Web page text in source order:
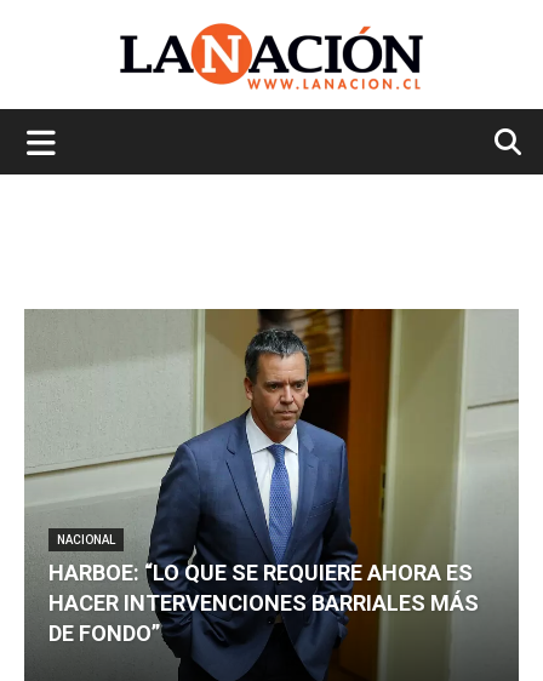
NACIONAL
HARBOE: “LO QUE SE REQUIERE AHORA ES
HACER INTERVENCIONES BARRIALES MÁS
DE FONDO”